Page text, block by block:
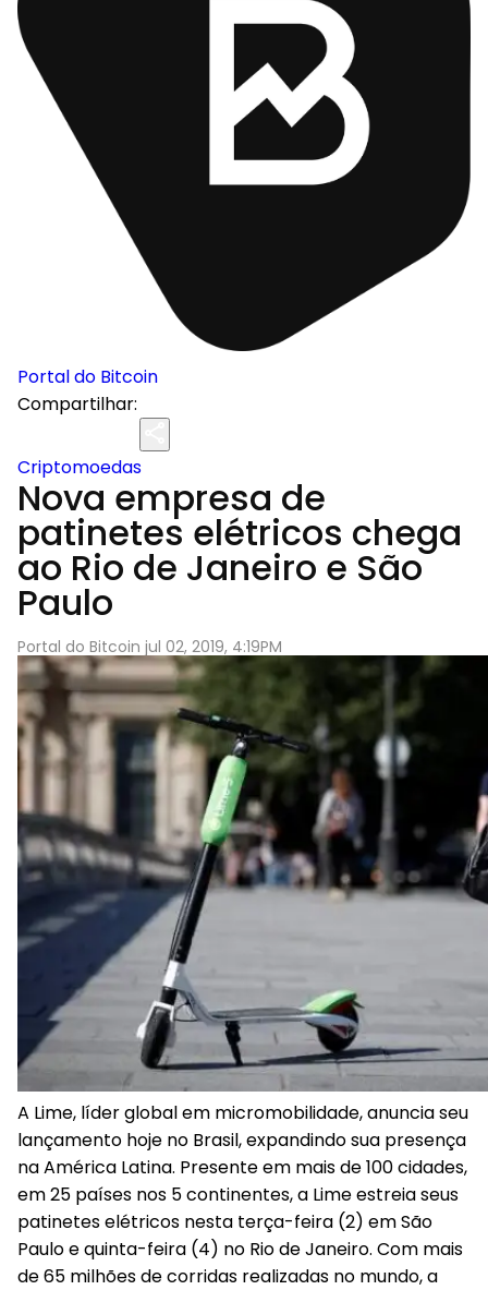
Portal do Bitcoin
Compartilhar:
Criptomoedas
Nova empresa de
patinetes elétricos chega
ao Rio de Janeiro e São
Paulo
Portal do Bitcoin jul 02, 2019, 4:19PM
A Lime, líder global em micromobilidade, anuncia seu
lançamento hoje no Brasil, expandindo sua presença
na América Latina. Presente em mais de 100 cidades,
em 25 países nos 5 continentes, a Lime estreia seus
patinetes elétricos nesta terça-feira (2) em São
Paulo e quinta-feira (4) no Rio de Janeiro. Com mais
de 65 milhões de corridas realizadas no mundo, a